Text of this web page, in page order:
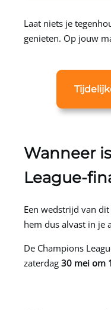
Laat niets je
genieten. Op jouw
Wanneer
League-
Een wedstrijd van
hem dus alvast in je
De Champions
zaterdag 30 mei om